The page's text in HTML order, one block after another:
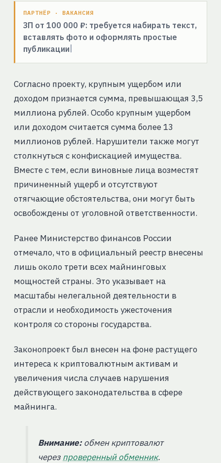
ПАРТНЁР · ВАКАНСИЯ
ЗП от 100 000 ₽: требуется набирать текст,
вставлять фото и оформлять простые
публикации
Согласно проекту, крупным ущербом или
доходом признается сумма, превышающая 3,5
миллиона рублей. Особо крупным ущербом
или доходом считается сумма более 13
миллионов рублей. Нарушители также могут
столкнуться с конфискацией имущества.
Вместе с тем, если виновные лица возместят
причиненный ущерб и отсутствуют
отягчающие обстоятельства, они могут быть
освобождены от уголовной ответственности.
Ранее Министерство финансов России
отмечало, что в официальный реестр внесены
лишь около трети всех майнинговых
мощностей страны. Это указывает на
масштабы нелегальной деятельности в
отрасли и необходимость ужесточения
контроля со стороны государства.
Законопроект был внесен на фоне растущего
интереса к криптовалютным активам и
увеличения числа случаев нарушения
действующего законодательства в сфере
майнинга.
Внимание:обмен криптовалют
через проверенный обменник.